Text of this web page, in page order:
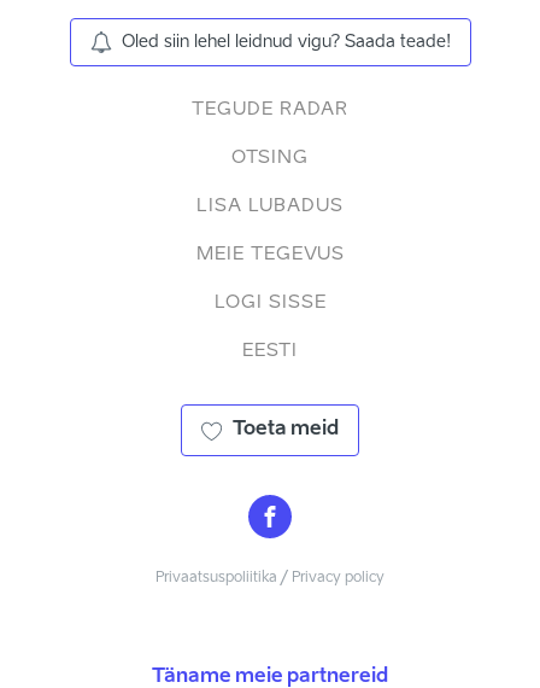
Oled siin lehel leidnud vigu? Saada teade!
TEGUDE RADAR
OTSING
LISA LUBADUS
MEIE TEGEVUS
LOGI SISSE
EESTI
Toeta meid
Privaatsuspoliitika / Privacy policy
Täname meie partnereid